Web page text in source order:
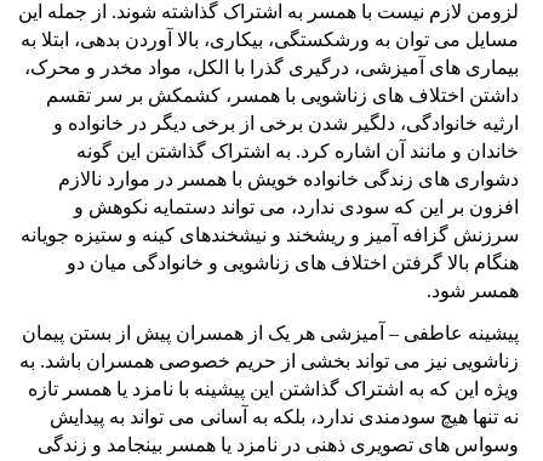
لزومن لازم نیست با همسر به اشتراک گذاشته شوند. از جمله این
مسایل می توان به ورشکستگی، بیکاری، بالا آوردن بدهی، ابتلا به
بیماری های آمیزشی، درگیری گذرا با الکل، مواد مخدر و محرک،
داشتن اختلاف های زناشویی با همسر، کشمکش بر سر تقسم
ارثیه خانوادگی، دلگیر شدن برخی از برخی دیگر در خانواده و
خاندان و مانند آن اشاره کرد. به اشتراک گذاشتن این گونه
دشواری های زندگی خانواده خویش با همسر در موارد نالازم
افزون بر این که سودی ندارد، می تواند دستمایه نکوهش و
سرزنش گزافه آمیز و ریشخند و نیشخندهای کینه و ستیزه جویانه
هنگام بالا گرفتن اختلاف های زناشویی و خانوادگی میان دو
همسر شود.
پیشینه عاطفی – آمیزشی هر یک از همسران پیش از بستن پیمان
زناشویی نیز می تواند بخشی از حریم خصوصی همسران باشد. به
ویژه این که به اشتراک گذاشتن این پیشینه با نامزد یا همسر تازه
نه تنها هیچ سودمندی ندارد، بلکه به آسانی می تواند به پیدایش
وسواس های تصویری ذهنی در نامزد یا همسر بینجامد و زندگی